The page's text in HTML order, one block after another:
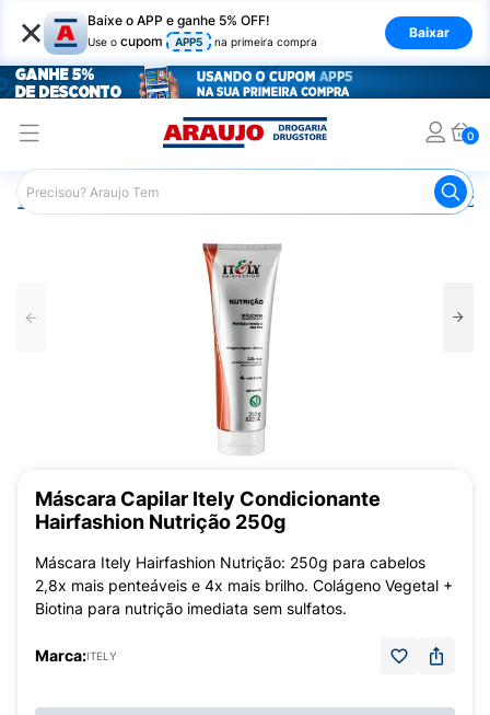
× Baixe o APP e ganhe 5% OFF!
Use o cupom APP5 na primeira compra
Baixar
0
Araujo Cabelo Máscara
Máscara Capilar Itely Condicionante
Hairfashion Nutrição 250g
Máscara Itely Hairfashion Nutrição: 250g para cabelos
2,8x mais penteáveis e 4x mais brilho. Colágeno Vegetal +
Biotina para nutrição imediata sem sulfatos.
Marca:ITELY